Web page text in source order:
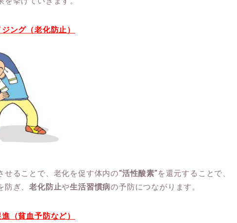
ング（老化防止）
せることで、老化を促す体内の“活性酸素”を還元することで、
防ぎ、老化防止や生活習慣病の予防につながります。
（貧血予防など）